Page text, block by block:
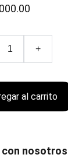
+
al carrito
con nosotros